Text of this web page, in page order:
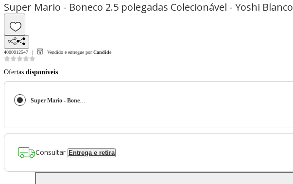
Super Mario - Boneco 2.5 polegadas Colecionável - Yoshi Blanco
4000012547 Vendido e entregue por Candide
Ofertas disponíveis
Super Mario - Boneco 2.5 polegadas Colecionável - Yoshi Blanco
Consultar Entrega e retira